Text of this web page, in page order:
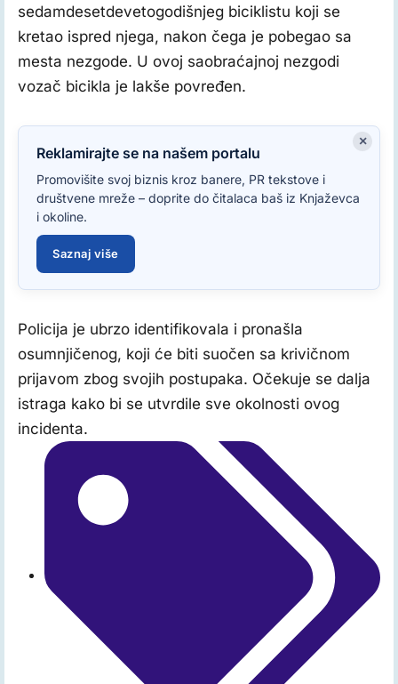
sedamdesetdevetogodišnjeg biciklistu koji se
kretao ispred njega, nakon čega je pobegao sa
mesta nezgode. U ovoj saobraćajnoj nezgodi
vozač bicikla je lakše povređen.
×
Reklamirajte se na našem portalu
Promovišite svoj biznis kroz banere, PR tekstove i
društvene mreže – doprite do čitalaca baš iz Knjaževca
i okoline.
Saznaj više
Policija je ubrzo identifikovala i pronašla
osumnjičenog, koji će biti suočen sa krivičnom
prijavom zbog svojih postupaka. Očekuje se dalja
istraga kako bi se utvrdile sve okolnosti ovog
incidenta.